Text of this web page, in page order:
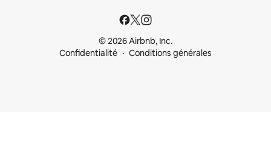
© 2026 Airbnb, Inc.
Confidentialité
Conditions générales